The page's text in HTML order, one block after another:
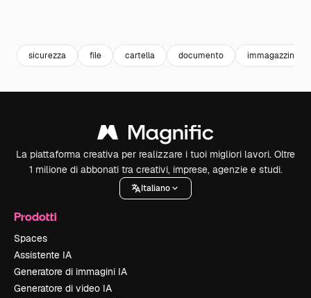
sicurezza file cartella documento
La piattaforma creativa per realizzare i tuoi migliori lavori. Oltre
1 milione di abbonati tra creativi, imprese, agenzie e studi.
Italiano
Prodotti
Spaces
Assistente IA
Generatore di immagini IA
Generatore di video IA